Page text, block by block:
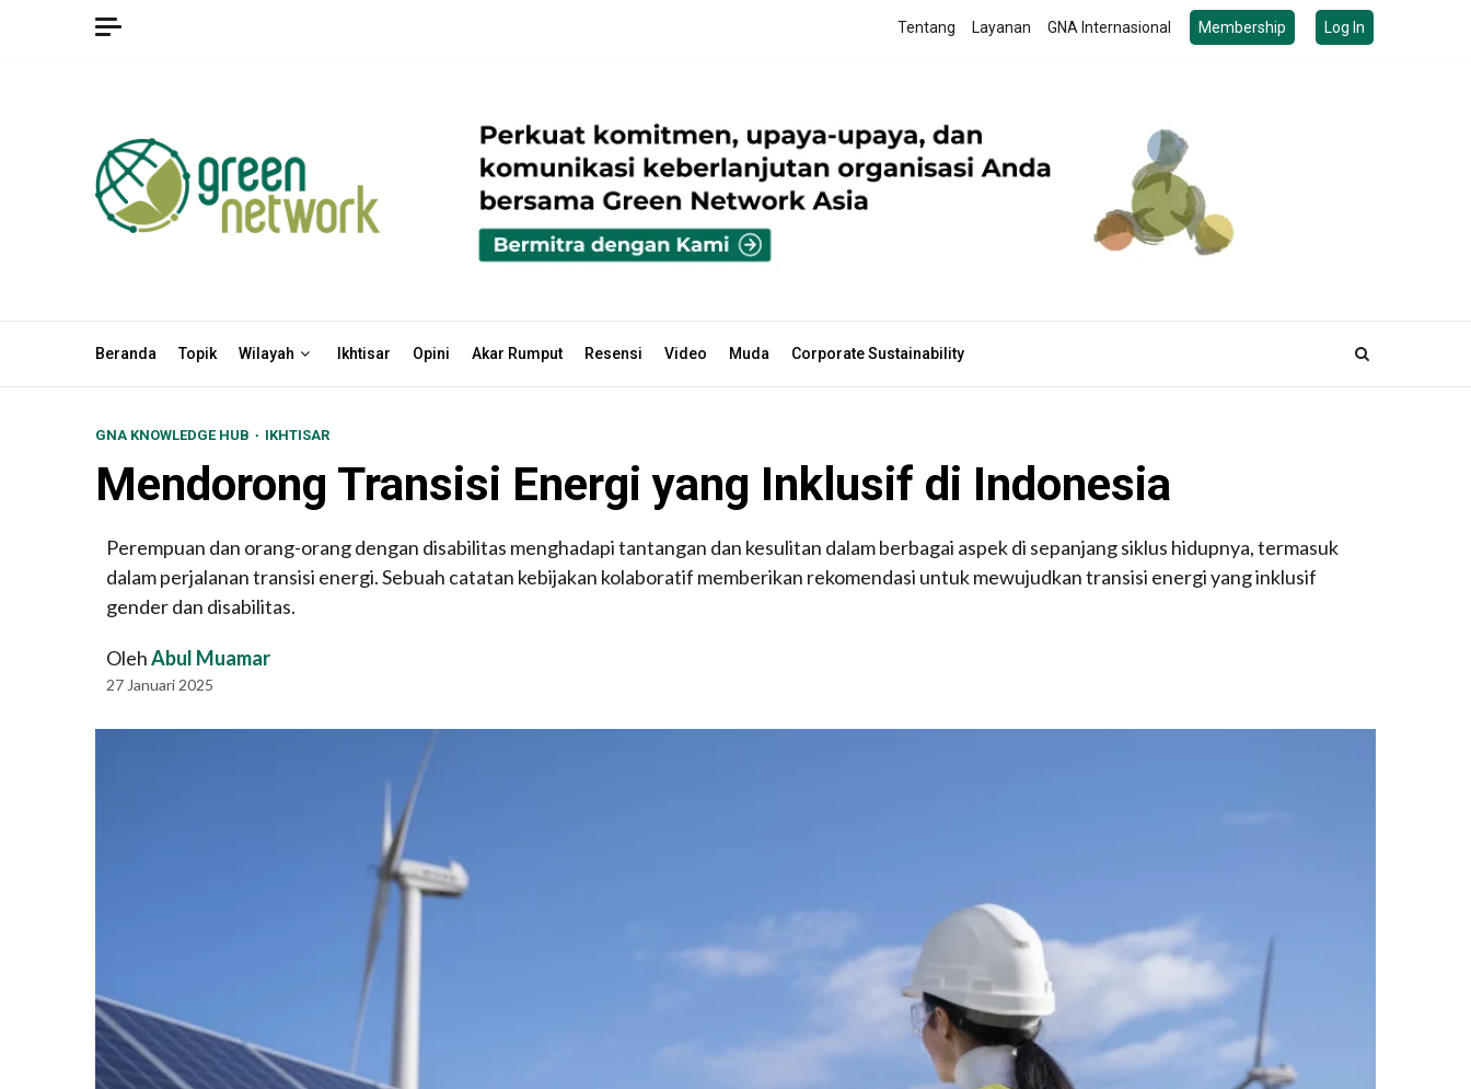
Tentang Layanan GNA Internasional Membership Log In
Beranda Topik Wilayah Ikhtisar Opini Akar Rumput Resensi Video Muda Corporate Sustainability
GNA KNOWLEDGE HUB IKHTISAR
Mendorong Transisi Energi yang Inklusif di Indonesia
Perempuan dan orang-orang dengan disabilitas menghadapi tantangan dan kesulitan dalam berbagai aspek di sepanjang siklus hidupnya, termasuk
dalam perjalanan transisi energi. Sebuah catatan kebijakan kolaboratif memberikan rekomendasi untuk mewujudkan transisi energi yang inklusif
gender dan disabilitas.
OlehAbul Muamar
27 Januari 2025